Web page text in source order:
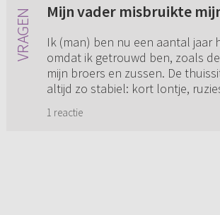
Mijn vader misbruikte
Ik (man) ben nu een aantal jaar
omdat ik getrouwd ben, zoals
mijn broers en zussen. De
altijd zo stabiel: kort lontje,
1 reactie